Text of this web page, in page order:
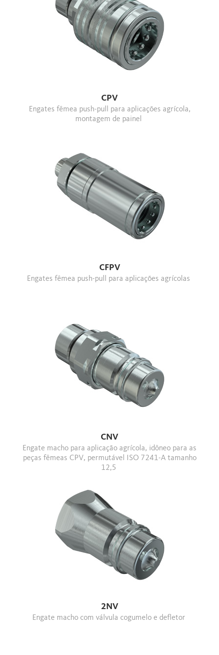
CPV
Engates fêmea push-pull para aplicações agrícola,
montagem de painel
CFPV
Engates fêmea push-pull para aplicações agrícolas
CNV
Engate macho para aplicação agrícola, idôneo para as
peças fêmeas CPV, permutável ISO 7241-A tamanho
12,5
2NV
Engate macho com válvula cogumelo e defletor